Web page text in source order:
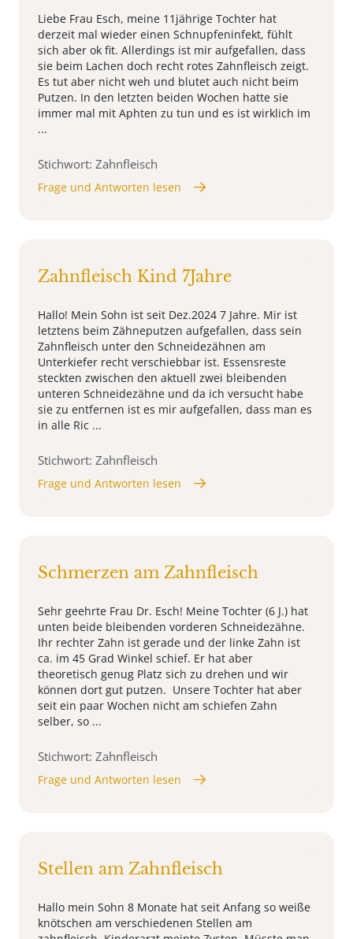
Liebe Frau Esch, meine 11jährige Tochter hat
derzeit mal wieder einen Schnupfeninfekt, fühlt
sich aber ok fit. Allerdings ist mir aufgefallen, dass
sie beim Lachen doch recht rotes Zahnfleisch zeigt.
Es tut aber nicht weh und blutet auch nicht beim
Putzen. In den letzten beiden Wochen hatte sie
immer mal mit Aphten zu tun und es ist wirklich im
...
Stichwort: Zahnfleisch
Frage und Antworten lesen
Zahnfleisch Kind 7Jahre
Hallo! Mein Sohn ist seit Dez.2024 7 Jahre. Mir ist
letztens beim Zähneputzen aufgefallen, dass sein
Zahnfleisch unter den Schneidezähnen am
Unterkiefer recht verschiebbar ist. Essensreste
steckten zwischen den aktuell zwei bleibenden
unteren Schneidezähne und da ich versucht habe
sie zu entfernen ist es mir aufgefallen, dass man es
in alle Ric ...
Stichwort: Zahnfleisch
Frage und Antworten lesen
Schmerzen am Zahnfleisch
Sehr geehrte Frau Dr. Esch! Meine Tochter (6 J.) hat
unten beide bleibenden vorderen Schneidezähne.
Ihr rechter Zahn ist gerade und der linke Zahn ist
ca. im 45 Grad Winkel schief. Er hat aber
theoretisch genug Platz sich zu drehen und wir
können dort gut putzen. Unsere Tochter hat aber
seit ein paar Wochen nicht am schiefen Zahn
selber, so ...
Stichwort: Zahnfleisch
Frage und Antworten lesen
Stellen am Zahnfleisch
Hallo mein Sohn 8 Monate hat seit Anfang so weiße
knötschen am verschiedenen Stellen am